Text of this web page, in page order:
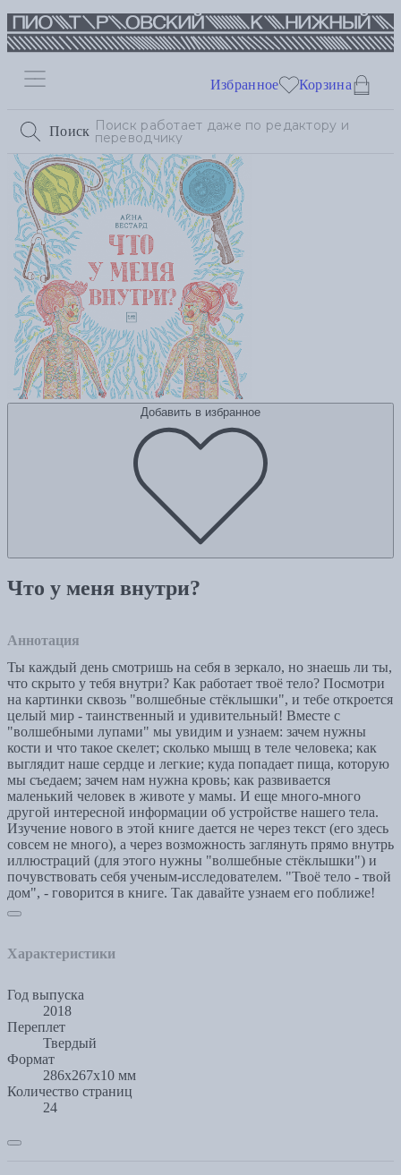
Поиск
Избранное Корзина
Добавить в избранное
Что у меня внутри?
Аннотация
Ты каждый день смотришь на себя в зеркало, но знаешь ли ты,
что скрыто у тебя внутри? Как работает твоё тело? Посмотри
на картинки сквозь "волшебные стёклышки", и тебе откроется
целый мир - таинственный и удивительный! Вместе с
"волшебными лупами" мы увидим и узнаем: зачем нужны
кости и что такое скелет; сколько мышц в теле человека; как
выглядит наше сердце и легкие; куда попадает пища, которую
мы съедаем; зачем нам нужна кровь; как развивается
маленький человек в животе у мамы. И еще много-много
другой интересной информации об устройстве нашего тела.
Изучение нового в этой книге дается не через текст (его здесь
совсем не много), а через возможность заглянуть прямо внутрь
иллюстраций (для этого нужны "волшебные стёклышки") и
почувствовать себя ученым-исследователем. "Твоё тело - твой
дом", - говорится в книге. Так давайте узнаем его поближе!
Характеристики
Год выпуска
2018
Переплет
Твердый
Формат
286x267x10 мм
Количество страниц
24